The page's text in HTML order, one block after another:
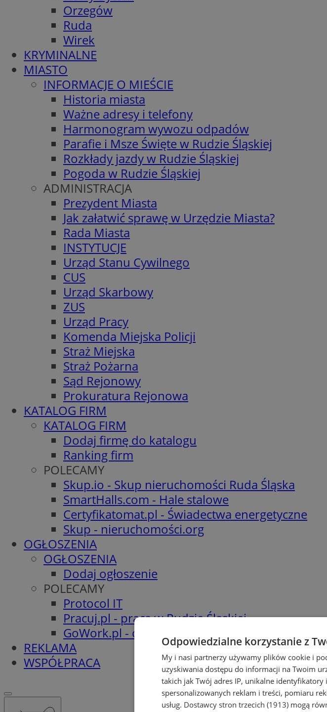
Orzegów
Ruda
Wirek
KRYMINALNE
MIASTO
INFORMACJE O MIEŚCIE
Historia miasta
Ważne adresy i telefony
Harmonogram wywozu odpadów
Parafie i Msze Święte w Rudzie Śląskiej
Rozkłady jazdy w Rudzie Śląskiej
Pogoda w Rudzie Śląskiej
ADMINISTRACJA
Prezydent Miasta
Jak załatwić sprawę w Urzędzie Miasta?
Rada Miasta
INSTYTUCJE
Urząd Stanu Cywilnego
CUS
Urząd Skarbowy
ZUS
Urząd Pracy
Komenda Miejska Policji
Straż Miejska
Straż Pożarna
Sąd Rejonowy
Prokuratura Rejonowa
KATALOG FIRM
KATALOG FIRM
Dodaj firmę do katalogu
Ranking firm
POLECAMY
Skup.io - Skup nieruchomości Ruda Śląska
SmartHalls.com - Hale stalowe
Certyfikatomat.pl - Świadectwa energetyczne
Skup - nieruchomości.org
OGŁOSZENIA
OGŁOSZENIA
Dodaj ogłoszenie
POLECAMY
Protocol IT
Pracuj.pl - praca w Rudzie Śląskiej
GoWork.pl - oferty pracy
REKLAMA
WSPÓŁPRACA
Odpowiedzialne korzystanie z
My i nasi partnerzy używamy plików cookie i
uzyskiwania dostępu do informacji na Twoim
takich jak Twój adres IP, unikalne
spersonalizowanych reklam i treści, pomiaru
usług. Dostawcy stron trzecich (1913) mogą